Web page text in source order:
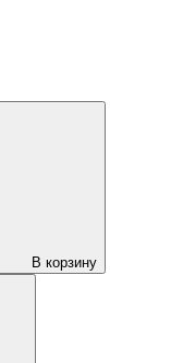
В корзину